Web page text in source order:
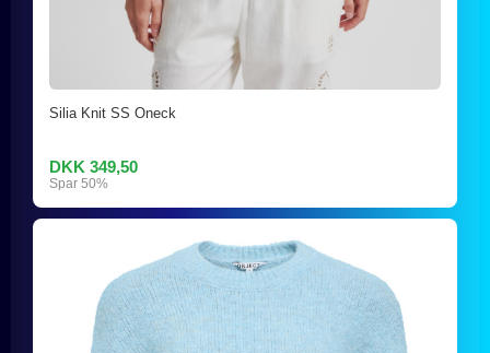
Silia Knit SS Oneck
DKK 349,50
Spar 50%